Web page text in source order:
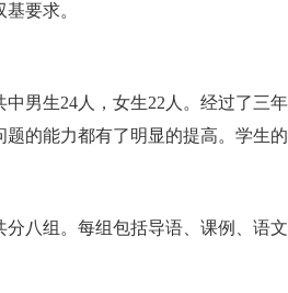
要求。
男生24人，女生22人。经过了三
的能力都有了明显的提高。学生
八组。每组包括导语、课例、语文